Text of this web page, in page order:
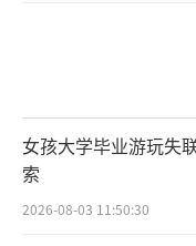
世立能付款10万
元的账户冻结而
思。
女孩大学毕业游玩失
索
2026-08-03 11:50:30